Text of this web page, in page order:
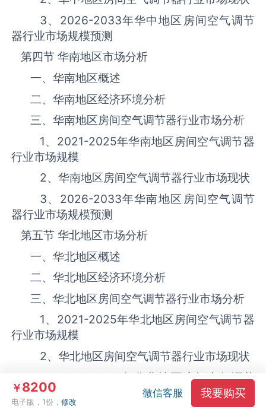
3、 2026-2033年华中地区‌房间空气调节
器‌‌‌‌行业市场规模预测
第四节 华南地区市场分析
一、华南地区概述
二、华南地区经济环境分析
三、华南地区‌房间空气调节器‌‌‌‌行业市场分析
1、 2021-2025年华南地区‌房间空气调节器‌‌‌‌
行业市场规模
2、华南地区‌房间空气调节器‌‌‌‌行业市场现状
3、 2026-2033年华南地区‌房间空气调节
器‌‌‌‌行业市场规模预测
第五节 华北地区市场分析
一、华北地区概述
二、华北地区经济环境分析
三、华北地区‌房间空气调节器‌‌‌‌行业市场分析
1、 2021-2025年华北地区‌房间空气调节器‌‌‌‌
行业市场规模
2、华北地区‌房间空气调节器‌‌‌‌行业市场现状
年华北地区‌房间空气调节
器‌‌‌‌行业市场规模预测
￥8200
电子版，1份，修改
微信客服 我要购买